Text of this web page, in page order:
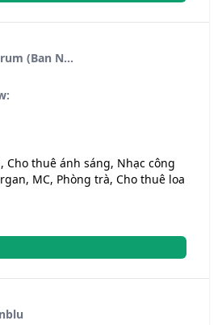
(Ban N...
Cho thuê ánh sáng, Nhạc công
MC, Phòng trà, Cho thuê loa